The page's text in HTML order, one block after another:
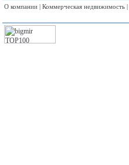
О компании | Коммерческая недвижимость |